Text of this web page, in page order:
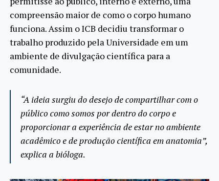
compreensão maior de como o corpo humano
funciona. Assim o ICB decidiu transformar o
trabalho produzido pela Universidade em um
ambiente de divulgação científica para a
comunidade.
“A ideia surgiu do desejo de compartilhar com o
público como somos por dentro do corpo e
proporcionar a experiência de estar no ambiente
acadêmico e de produção científica em anatomia”,
explica a bióloga.